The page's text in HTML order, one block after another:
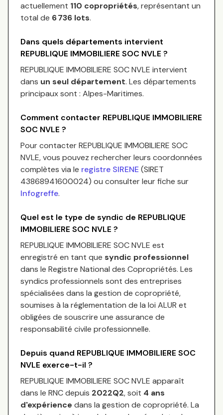
actuellement 110 copropriétés, représentant un
total de 6 736 lots.
Dans quels départements intervient
REPUBLIQUE IMMOBILIERE SOC NVLE ?
REPUBLIQUE IMMOBILIERE SOC NVLE intervient
dans un seul département. Les départements
principaux sont : Alpes-Maritimes.
Comment contacter REPUBLIQUE IMMOBILIERE
SOC NVLE ?
Pour contacterREPUBLIQUE IMMOBILIERE SOC
NVLE, vous pouvez rechercher leurs coordonnées
complètes via le registre SIRENE (SIRET
43868941600024) ou consulter leur fiche sur
Infogreffe.
Quel est le type de syndic de REPUBLIQUE
IMMOBILIERE SOC NVLE ?
REPUBLIQUE IMMOBILIERE SOC NVLE est
enregistré en tant que syndic professionnel
dans le Registre National des Copropriétés. Les
syndics professionnels sont des entreprises
spécialisées dans la gestion de copropriété,
soumises à la réglementation de la loi ALUR et
obligées de souscrire une assurance de
responsabilité civile professionnelle.
Depuis quand REPUBLIQUE IMMOBILIERE SOC
NVLE exerce-t-il ?
REPUBLIQUE IMMOBILIERE SOC NVLE apparaît
dans le RNC depuis 2022Q2, soit 4 ans
d'expérience dans la gestion de copropriété. La